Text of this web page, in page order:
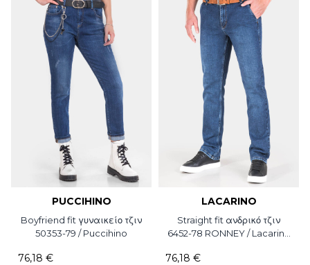
PUCCIHINO
Boyfriend fit γυναικείο τζιν
50353-79 / Puccihino
76,18 €
LACARINO
Straight fit ανδρικό τζιν
6452-78 RONNEY / Lacarino
76,18 €